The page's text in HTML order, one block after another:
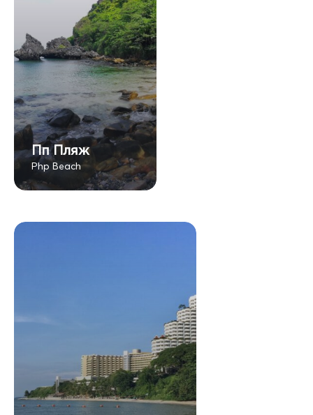
Пп Пляж
Php Beach